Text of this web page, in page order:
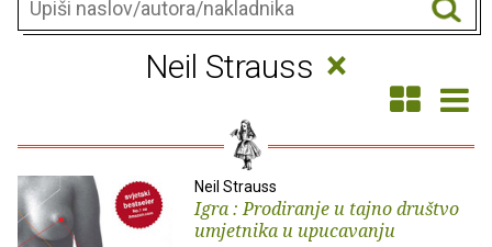
Neil Strauss ×
Neil Strauss
Igra : Prodiranje u tajno društvo
umjetnika u upucavanju